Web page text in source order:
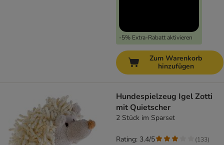
-5% Extra-Rabatt aktivieren
Zum Warenkorb
hinzufügen
Hundespielzeug Igel Zotti
mit Quietscher
2 Stück im Sparset
Rating: 3.4/5 (133)